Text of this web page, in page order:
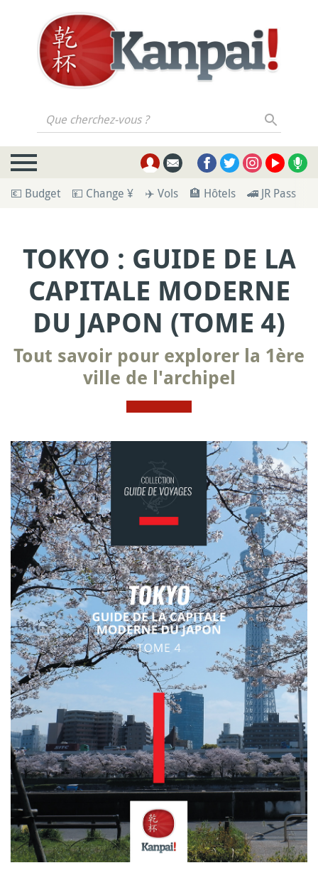
Que cherchez-vous ?
💶 Budget 💴 Change ¥ ✈️ Vols 🏨 Hôtels 🚄 JR Pass
TOKYO : GUIDE DE LA
CAPITALE MODERNE
DU JAPON (TOME 4)
Tout savoir pour explorer la 1ère
ville de l'archipel